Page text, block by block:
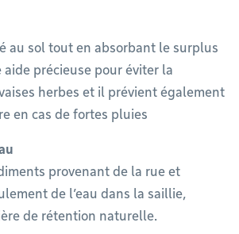
au sol tout en absorbant le surplus
aide précieuse pour éviter la
herbes et il prévient également
en cas de fortes pluies
provenant de la rue et
de l’eau dans la saillie,
de rétention naturelle.